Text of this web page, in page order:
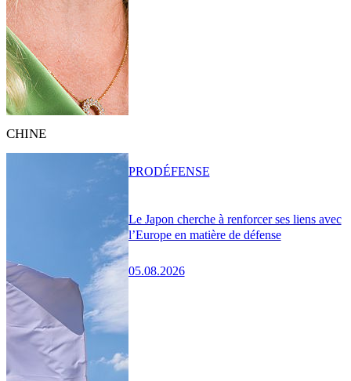
CHINE
Le Japon cherche à renforcer ses liens avec
l’Europe en matière de défense
05.08.2026
PRODÉFENSE